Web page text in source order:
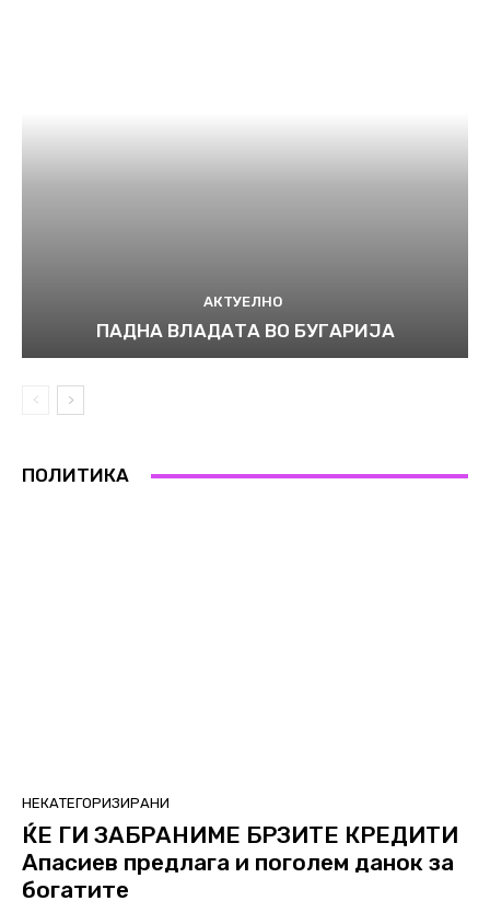
АКТУЕЛНО
ПАДНА ВЛАДАТА ВО БУГАРИЈА
ПОЛИТИКА
НЕКАТЕГОРИЗИРАНИ
ЌЕ ГИ ЗАБРАНИМЕ БРЗИТЕ КРЕДИТИ
Апасиев предлага и поголем данок за
богатите